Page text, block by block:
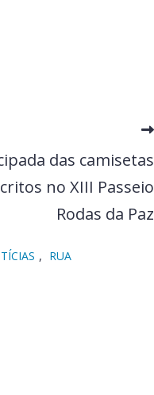
das camisetas
no XIII Passeio
Rodas da Paz
, RUA